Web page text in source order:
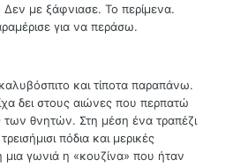
με ξάφνιασε. Το περίμενα.
για να περάσω.
και τίποτα παραπάνω.
δει στους αιώνες που περπατώ
θνητών. Στη μέση ένα τραπέζι
πόδια και μερικές
μια γωνιά η «κουζίνα» που ήταν